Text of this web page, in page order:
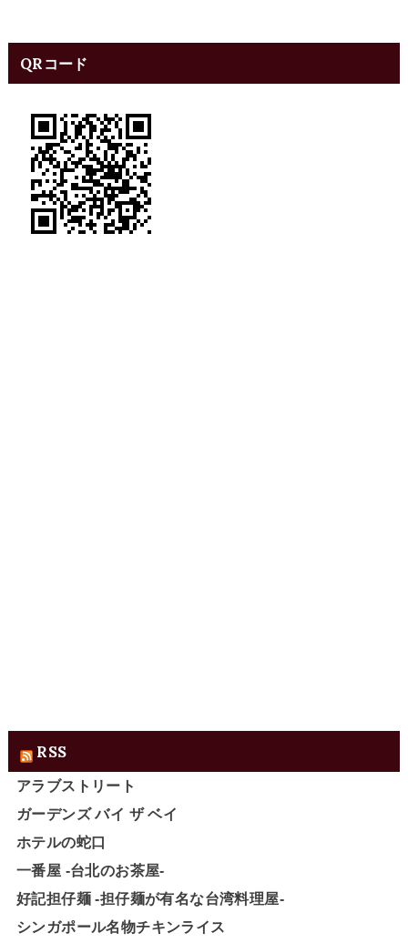
QRコード
RSS
アラブストリート
ガーデンズ バイ ザ ベイ
ホテルの蛇口
一番屋 -台北のお茶屋-
好記担仔麺 -担仔麺が有名な台湾料理屋-
シンガポール名物チキンライス